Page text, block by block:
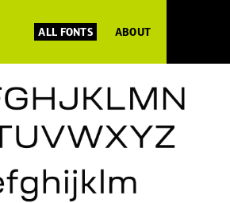
ALL FONTS ABOUT